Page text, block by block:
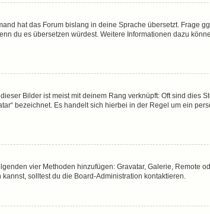
hat das Forum bislang in deine Sprache übersetzt. Frage
du es übersetzen würdest. Weitere Informationen dazu
Bilder ist meist mit deinem Rang verknüpft: Oft sind dies
bezeichnet. Es handelt sich hierbei in der Regel um ein
vier Methoden hinzufügen: Gravatar, Galerie, Remote
solltest du die Board-Administration kontaktieren.